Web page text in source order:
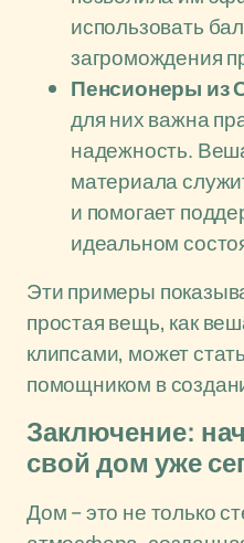
использовать
загромождения
Пенсионеры из
для них важна
надежность.
материала
и помогает
идеальном
Эти примеры
простая вещь, как
клипсами, может
помощником в
Заключение:
свой дом уже
Дом – это не только